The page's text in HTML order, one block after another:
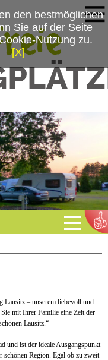
Lausitz – unserem liebevoll und
mit Ihrer Familie eine Zeit der
Lausitz.“
und ist der ideale Ausgangspunkt
Region. Egal ob zu zweit
den bestmöglichen
Sie auf der Seite
Nutzung zu.
[X]